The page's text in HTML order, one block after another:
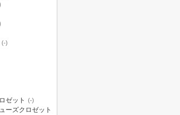
(-)
ゼット (-)
ーズクロゼット